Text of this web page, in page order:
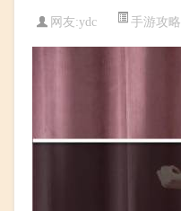
网友:ydc 手游攻略